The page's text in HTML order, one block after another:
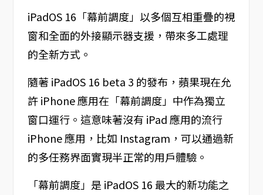
iPadOS 16「幕前調度」以多個互相重疊的視
窗和全面的外接顯示器支援，帶來多工處理
的全新方式。
隨著 iPadOS 16 beta 3 的發布，蘋果現在允
許 iPhone 應用在「幕前調度」中作為獨立
窗口運行。這意味著沒有 iPad 應用的流行
iPhone 應用，比如 Instagram，可以通過新
的多任務界面實現半正常的用戶體驗。
「幕前調度」是 iPadOS 16 最大的新功能之